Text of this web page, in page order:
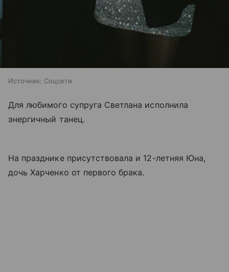
Источник: Соцсети
Для любимого супруга Светлана исполнила
энергичный танец.
На празднике присутствовала и 12-летняя Юна,
дочь Харченко от первого брака.